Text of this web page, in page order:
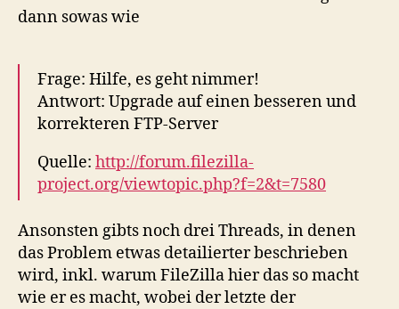
dann sowas wie
Frage: Hilfe, es geht nimmer!
Antwort: Upgrade auf einen besseren und
korrekteren FTP-Server
Quelle: http://forum.filezilla-
project.org/viewtopic.php?f=2&t=7580
Ansonsten gibts noch drei Threads, in denen
das Problem etwas detailierter beschrieben
wird, inkl. warum FileZilla hier das so macht
wie er es macht, wobei der letzte der